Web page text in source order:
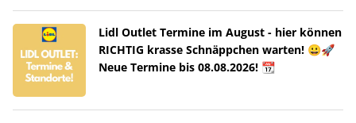
Lidl Outlet Termine im August - hier können
RICHTIG krasse Schnäppchen warten! 😀🚀
Neue Termine bis 08.08.2026! 📆